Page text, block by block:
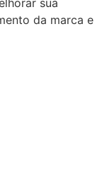
sua
da marca e